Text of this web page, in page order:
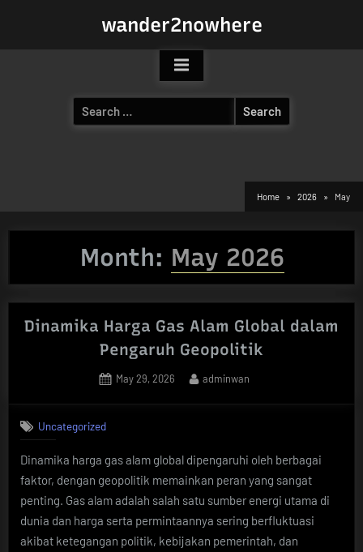
wander2nowhere
Search
for:
Home 2026 May
Month: May 2026
Dinamika Harga Gas Alam Global dalam
Pengaruh Geopolitik
Posted
May 29, 2026 By
adminwan
Uncategorized
Dinamika harga gas alam global dipengaruhi oleh berbagai
faktor, dengan geopolitik memainkan peran yang sangat
penting. Gas alam adalah salah satu sumber energi utama di
dunia dan harga serta permintaannya sering berfluktuasi
akibat ketegangan politik, kebijakan pemerintah, dan